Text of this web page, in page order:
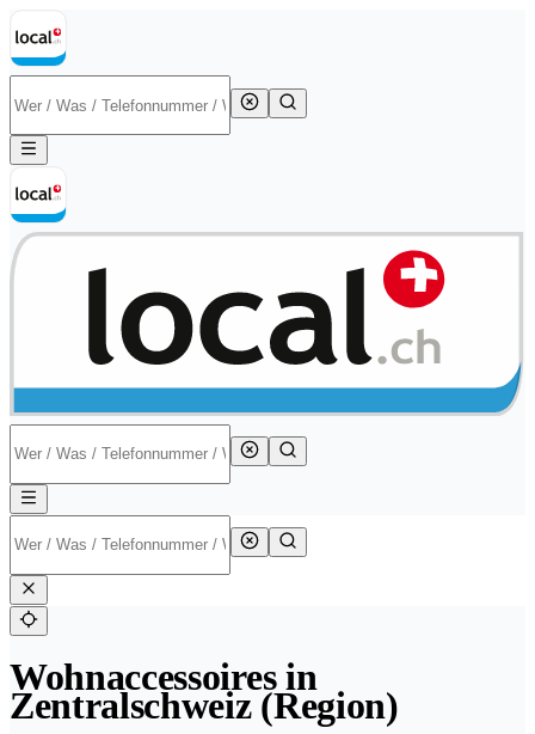
Wohnaccessoires in
Zentralschweiz (Region)